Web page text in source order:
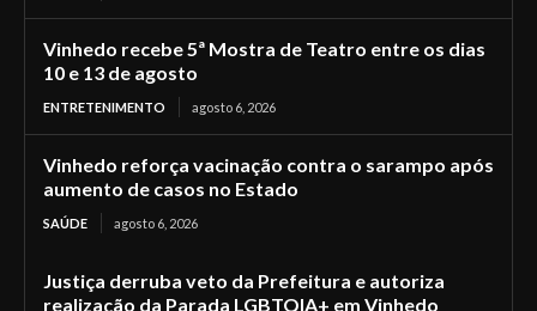
Vinhedo recebe 5ª Mostra de Teatro entre os dias
10 e 13 de agosto
ENTRETENIMENTO agosto 6, 2026
Vinhedo reforça vacinação contra o sarampo após
aumento de casos no Estado
SAÚDE agosto 6, 2026
Justiça derruba veto da Prefeitura e autoriza
realização da Parada LGBTQIA+ em Vinhedo